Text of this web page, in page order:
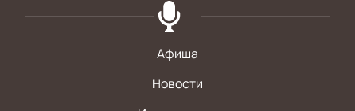
Афиша
Новости